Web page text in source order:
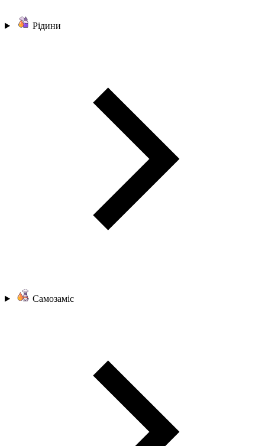
Рідини
Самозаміс